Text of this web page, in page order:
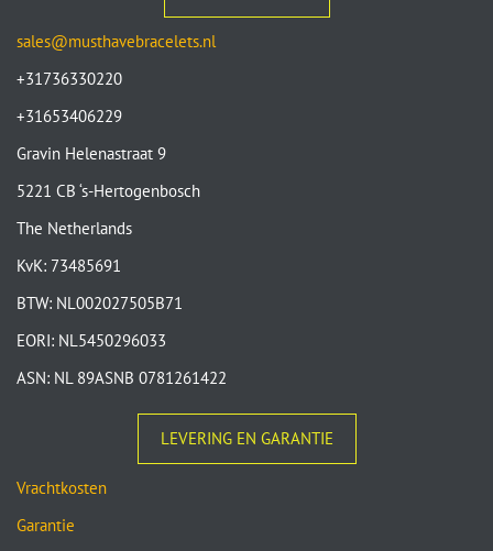
sales@musthavebracelets.nl
+31736330220
+31653406229
Gravin Helenastraat 9
5221 CB ‘s-Hertogenbosch
The Netherlands
KvK: 73485691
BTW: NL002027505B71
EORI: NL5450296033
ASN: NL 89ASNB 0781261422
LEVERING EN GARANTIE
Vrachtkosten
Garantie